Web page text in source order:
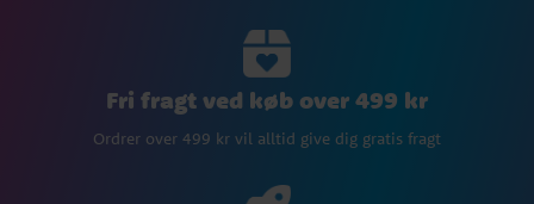
Fri fragt ved køb over 499 kr
Ordrer over 499 kr vil alltid give dig gratis fragt